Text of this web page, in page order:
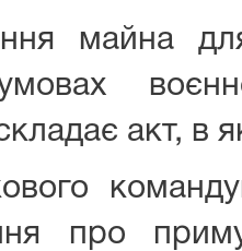
майна
акт, в
про